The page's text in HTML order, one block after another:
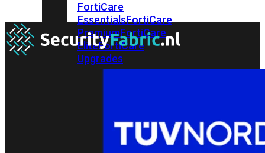
FortiCare
EssentialsFortiCare
PremiumFortiCare
EliteFortiCare
Upgrades
FortiCare